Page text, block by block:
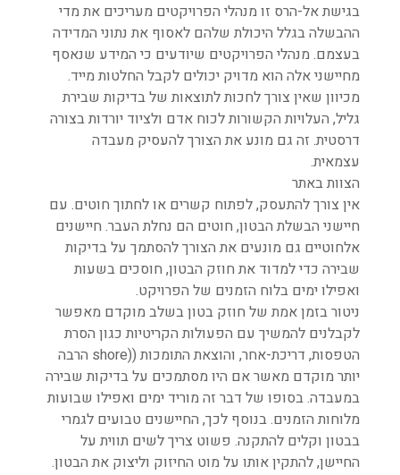
בגישת אל-הרס זו מנהלי הפרויקטים מעריכים את מדי
ההבשלה בגלל היכולת שלהם לאסוף את נתוני המדידה
בעצמם. מנהלי הפרויקטים שיודעים כי המידע שנאסף
מחיישני אלה הוא מדויק יכולים לקבל החלטות מייד.
מכיוון שאין צורך לחכות לתוצאות של בדיקות שבירת
גליל, העלויות הקשורות לכוח אדם ולציוד יורדות בצורה
דרסטית. זה גם מונע את הצורך להעסיק מעבדה
עצמאית.
הצוות באתר
אין צורך להתעסק, לפתוח קשרים או לחתוך חוטים. עם
חיישני הבשלת הבטון, חוטים הם נחלת העבר. חיישנים
אלחוטיים גם מונעים את הצורך להסתמך על בדיקות
שבירה כדי למדוד את חוזק הבטון, חוסכים בשעות
ואפילו ימים בלוח הזמנים של הפרויקט.
ניטור בזמן אמת של חוזק בטון בשלב מוקדם מאפשר
לקבלנים להמשיך עם הפעולות הקריטיות כגון הסרת
הטפסות, דריכת-אחר, והוצאת התומכות ((shore הרבה
יותר מוקדם מאשר אם היו מסתמכים על בדיקות שבירה
במעבדה. בסופו של דבר זה מוריד ימים ואפילו שבועות
מלוחות הזמנים. בנוסף לכך, החיישנים טבועים לגמרי
בבטון וקלים להתקנה. פשוט צריך לשים תווית על
החיישן, להתקין אותו על מוט החיזוק וליצוק את הבטון.